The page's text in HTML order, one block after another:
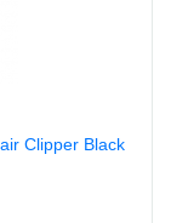
Clipper Black